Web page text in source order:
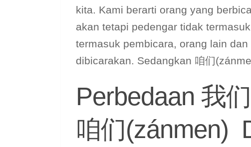
kita. Kami berarti orang yang
akan tetapi pedengar tidak
termasuk pembicara, orang lain
dibicarakan. Sedangkan 咱们
Perbedaan 我
咱们(zánmen)